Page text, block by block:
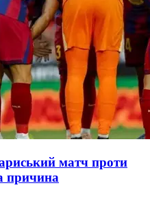
матч проти
причина